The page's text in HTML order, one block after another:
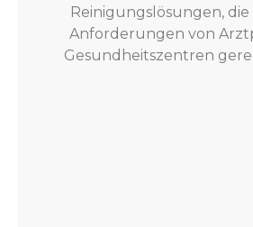
Reinigungslösungen,
Anforderungen von
Gesundheitszentren